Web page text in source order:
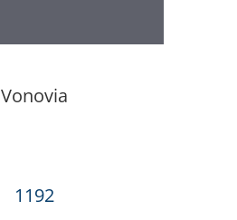
Vonovia
1192